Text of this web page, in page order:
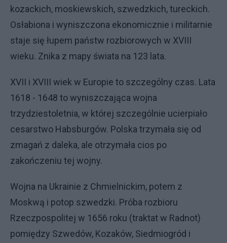
kozackich, moskiewskich, szwedzkich, tureckich.
Osłabiona i wyniszczona ekonomicznie i militarnie
staje się łupem państw rozbiorowych w XVIII
wieku. Znika z mapy świata na 123 lata.
XVII i XVIII wiek w Europie to szczególny czas. Lata
1618 - 1648 to wyniszczająca wojna
trzydziestoletnia, w której szczególnie ucierpiało
cesarstwo Habsburgów. Polska trzymała się od
zmagań z daleka, ale otrzymała cios po
zakończeniu tej wojny.
Wojna na Ukrainie z Chmielnickim, potem z
Moskwą i potop szwedzki. Próba rozbioru
Rzeczpospolitej w 1656 roku (traktat w Radnot)
pomiędzy Szwedów, Kozaków, Siedmiogród i